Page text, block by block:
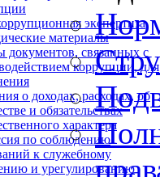
экспертиза
материалы
связанных с
коррупции, для
о доходах, расходах, об
и обязательствах
характера
по соблюдению
к служебному
и урегулированию